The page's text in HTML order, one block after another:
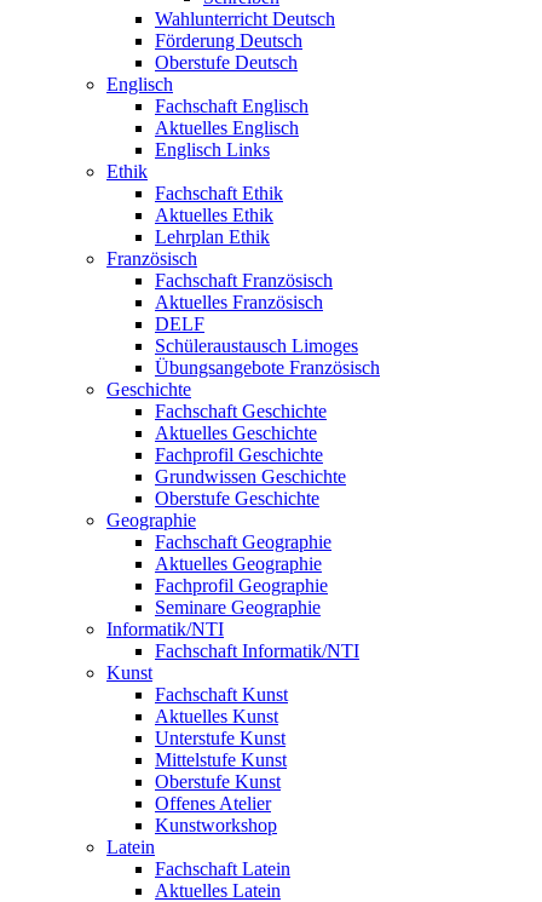
Wahlunterricht Deutsch
Förderung Deutsch
Oberstufe Deutsch
Englisch
Fachschaft Englisch
Aktuelles Englisch
Englisch Links
Ethik
Fachschaft Ethik
Aktuelles Ethik
Lehrplan Ethik
Französisch
Fachschaft Französisch
Aktuelles Französisch
DELF
Schüleraustausch Limoges
Übungsangebote Französisch
Geschichte
Fachschaft Geschichte
Aktuelles Geschichte
Fachprofil Geschichte
Grundwissen Geschichte
Oberstufe Geschichte
Geographie
Fachschaft Geographie
Aktuelles Geographie
Fachprofil Geographie
Seminare Geographie
Informatik/NTI
Fachschaft Informatik/NTI
Kunst
Fachschaft Kunst
Aktuelles Kunst
Unterstufe Kunst
Mittelstufe Kunst
Oberstufe Kunst
Offenes Atelier
Kunstworkshop
Latein
Fachschaft Latein
Aktuelles Latein